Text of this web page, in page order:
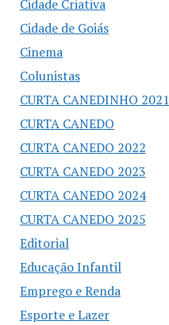
Cidade Criativa
Cidade de Goiás
Cinema
Colunistas
CURTA CANEDINHO 2021
CURTA CANEDO
CURTA CANEDO 2022
CURTA CANEDO 2023
CURTA CANEDO 2024
CURTA CANEDO 2025
Editorial
Educação Infantil
Emprego e Renda
Esporte e Lazer